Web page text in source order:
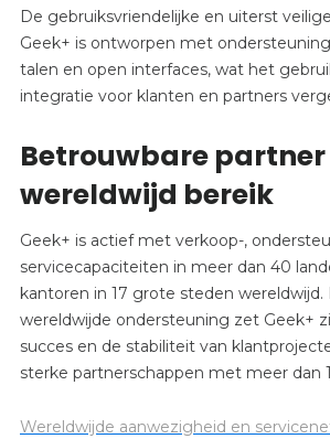
De gebruiksvriendelijke en uiterst
Geek+ is ontworpen met
talen en open interfaces, wat het
integratie voor klanten en partners
Betrouwbare
wereldwijd bereik
Geek+ is actief met verkoop-,
servicecapaciteiten in meer dan 40
kantoren in 17 grote steden wereldwijd.
wereldwijde ondersteuning zet Geek+
succes en de stabiliteit van
sterke partnerschappen met meer dan
Wereldwijde aanwezigheid en